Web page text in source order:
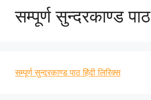
सम्पूर्ण सुन्दरकाण्ड पाठ
सम्पूर्ण सुन्दरकाण्ड पाठ हिंदी लिरिक्स